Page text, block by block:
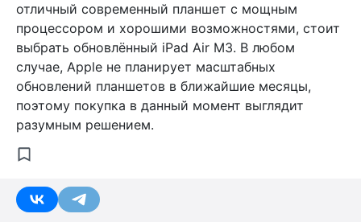
отличный современный планшет с мощным
процессором и хорошими возможностями, стоит
выбрать обновлённый iPad Air M3. В любом
случае, Apple не планирует масштабных
обновлений планшетов в ближайшие месяцы,
поэтому покупка в данный момент выглядит
разумным решением.